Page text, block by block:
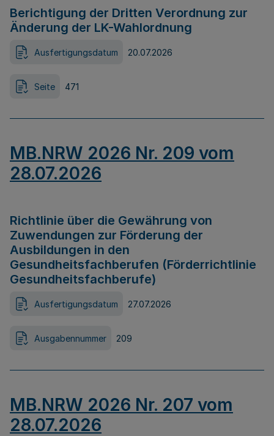
Berichtigung der Dritten Verordnung zur
Änderung der LK-Wahlordnung
Ausfertigungsdatum 20.07.2026
Seite 471
MB.NRW 2026 Nr. 209 vom
28.07.2026
Richtlinie über die Gewährung von
Zuwendungen zur Förderung der
Ausbildungen in den
Gesundheitsfachberufen (Förderrichtlinie
Gesundheitsfachberufe)
Ausfertigungsdatum 27.07.2026
Ausgabennummer 209
MB.NRW 2026 Nr. 207 vom
28.07.2026